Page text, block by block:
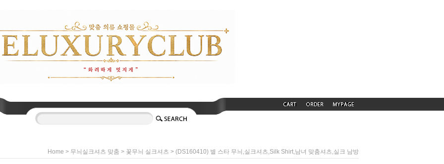
Home > 무늬실크셔츠 맞춤 > 꽃무늬 실크셔츠 > (DS160410) 별 스타 무늬,실크셔츠,Silk Shirt,남녀 맞춤셔츠,실크 남방